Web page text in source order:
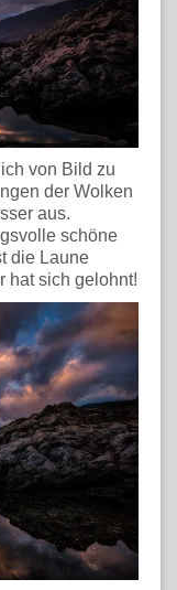
von Bild zu
der Wolken
aus.
schöne
die Laune
hat sich gelohnt!